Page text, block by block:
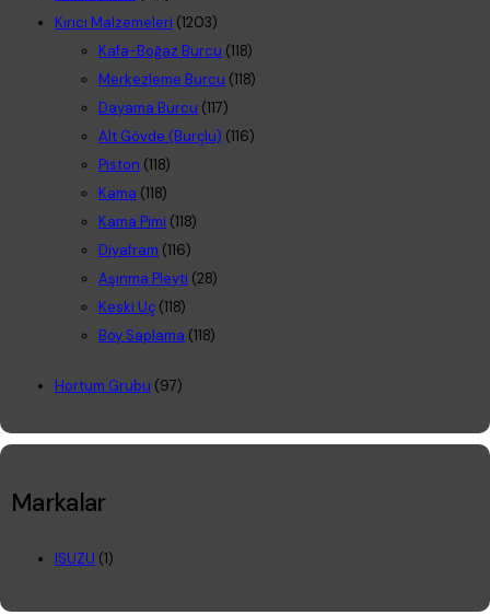
Kırıcı Malzemeleri (1203)
Kafa-Boğaz Burcu (118)
Merkezleme Burcu (118)
Dayama Burcu (117)
Alt Gövde (Burçlu) (116)
Piston (118)
Kama (118)
Kama Pimi (118)
Diyafram (116)
Aşınma Pleyti (28)
Keski Uç (118)
Boy Saplama (118)
Hortum Grubu (97)
Markalar
ISUZU (1)